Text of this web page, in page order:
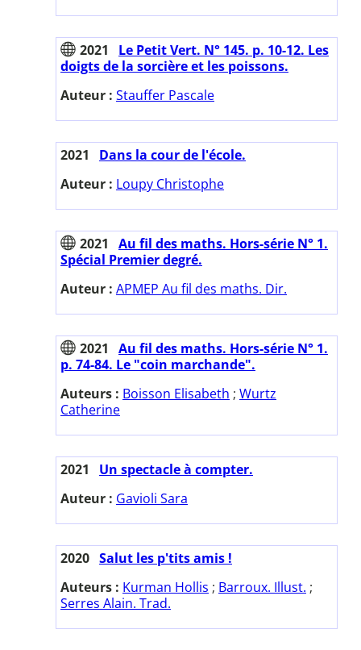
2021
Le Petit Vert. N° 145. p. 10-12. Les
doigts de la sorcière et les poissons.
Auteur : Stauffer Pascale
2021
Dans la cour de l'école.
Auteur : Loupy Christophe
2021
Au fil des maths. Hors-série N° 1.
Spécial Premier degré.
Auteur : APMEP Au fil des maths. Dir.
2021
Au fil des maths. Hors-série N° 1.
p. 74-84. Le "coin marchande".
Auteurs : Boisson Elisabeth ; Wurtz
Catherine
2021
Un spectacle à compter.
Auteur : Gavioli Sara
2020 Salut les p'tits amis !
Auteurs : Kurman Hollis ; Barroux. Illust. ;
Serres Alain. Trad.